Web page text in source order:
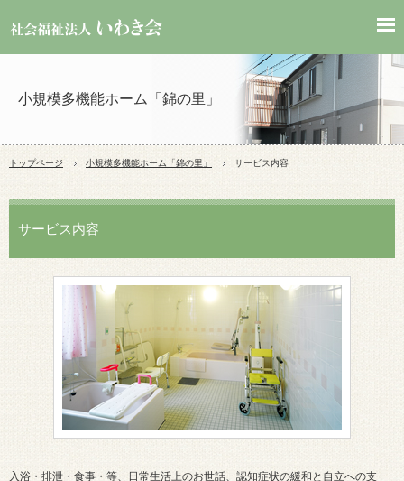
小規模多機能ホーム「錦の里」
トップページ 小規模多機能ホーム「錦の里」 サービス内容
サービス内容
入浴・排泄・食事・等、日常生活上のお世話、認知症状の緩和と自立への支